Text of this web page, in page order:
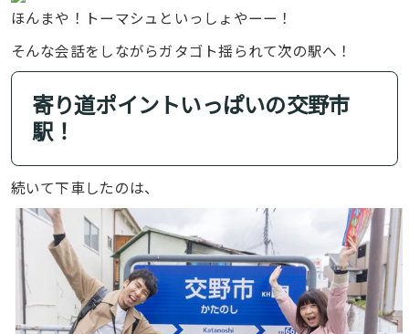
ほんまや！トーマシュといっしょやーー！
そんな会話をしながらガタゴト揺られて次の駅へ！
寄り道ポイントいっぱいの交野市
駅！
続いて下車したのは、